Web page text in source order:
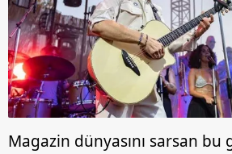
Magazin dünyasını sarsan bu